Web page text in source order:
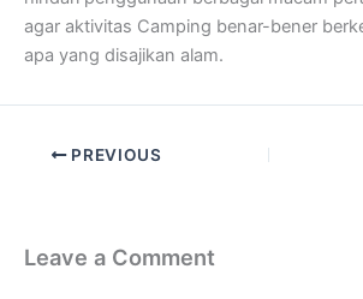
agar aktivitas Camping benar-bener
apa yang disajikan alam.
PREVIOUS
Leave a Comment